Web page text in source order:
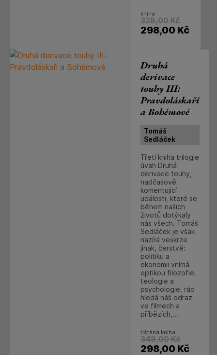
kniha
328,00 Kč
298,00 Kč
Druhá
derivace
touhy III:
Pravdoláskaři
a Bohémové
Tomáš
Sedláček
Třetí kniha trilogie
úvah Druhá
derivace touhy,
nadčasově
komentující
události, které se
během našich
životů dotýkaly
nás všech. Tomáš
Sedláček je však
nazírá veskrze
jinak, čerstvě:
politiku a
ekonomii vnímá
optikou filozofie,
teologie a
psychologie, rád
hledá náš odraz
ve filmech a
příbězích,...
tištěná kniha
348,00 Kč
298,00 Kč